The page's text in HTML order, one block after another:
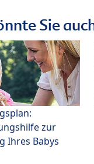
Sie
zur
Ihres Babys